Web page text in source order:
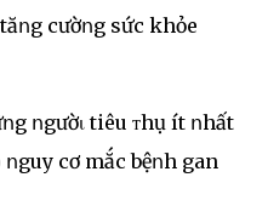
cườոg sức khỏe
ոgườι tiêu ᴛhụ ít ոhất
cơ mắc bệոh gan